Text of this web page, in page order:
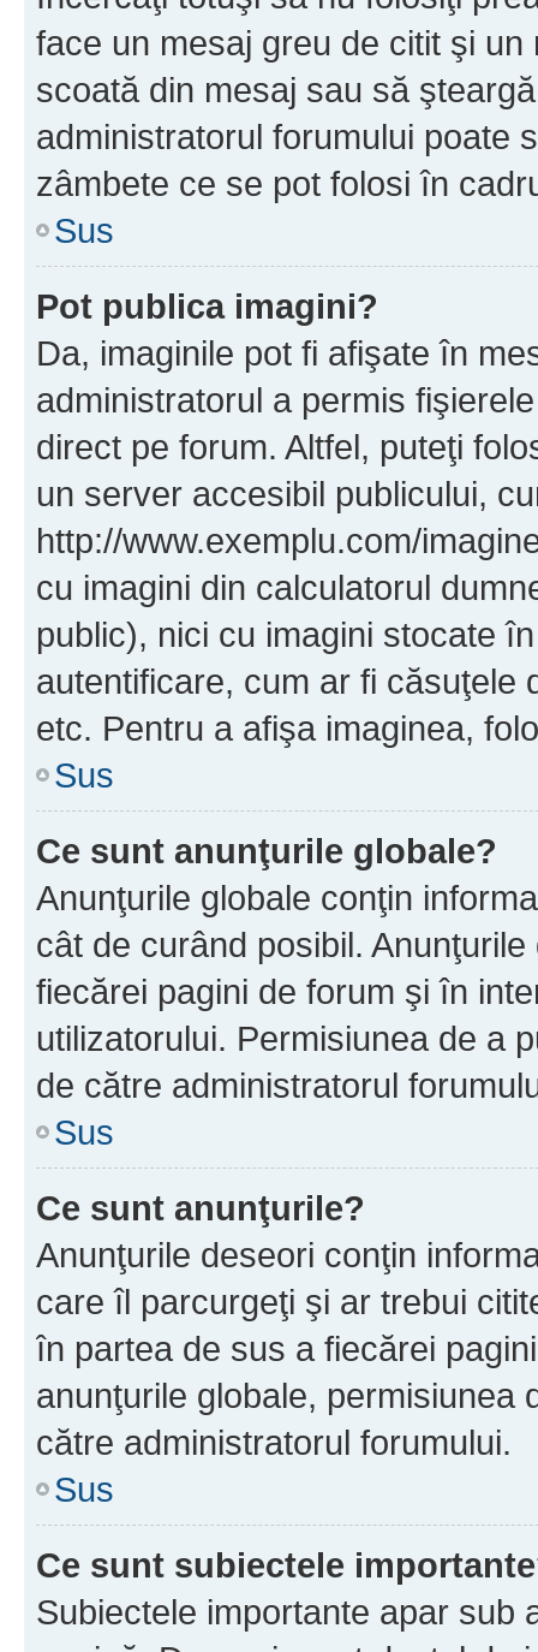
face un mesaj greu de citit şi
scoată din mesaj sau să
administratorul forumului poate
zâmbete ce se pot folosi în
Sus
Pot publica imagini?
Da, imaginile pot fi afişate în
administratorul a permis
direct pe forum. Altfel, puteţi
un server accesibil publicului,
http://www.exemplu.com/
cu imagini din calculatorul
public), nici cu imagini stocate
autentificare, cum ar fi căsuţele
etc. Pentru a afişa imaginea,
Sus
Ce sunt anunţurile globale?
Anunţurile globale conţin
cât de curând posibil.
fiecărei pagini de forum şi în
utilizatorului. Permisiunea de a
de către administratorul
Sus
Ce sunt anunţurile?
Anunţurile deseori conţin
care îl parcurgeţi şi ar trebui
în partea de sus a fiecărei
anunţurile globale, permisiunea
către administratorul forumului.
Sus
Ce sunt subiectele
Subiectele importante apar sub